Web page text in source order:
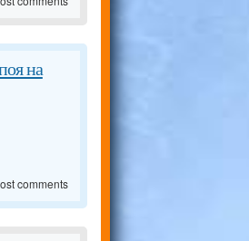
на
comments